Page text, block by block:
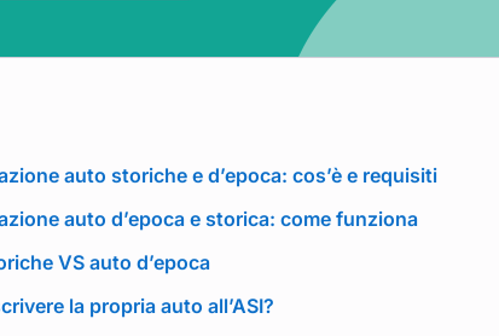
auto storiche e d’epoca: cos’è e requisiti
auto d’epoca e storica: come funziona
VS auto d’epoca
la propria auto all’ASI?